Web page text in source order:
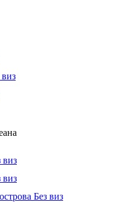
виз
виз
виз
Без виз